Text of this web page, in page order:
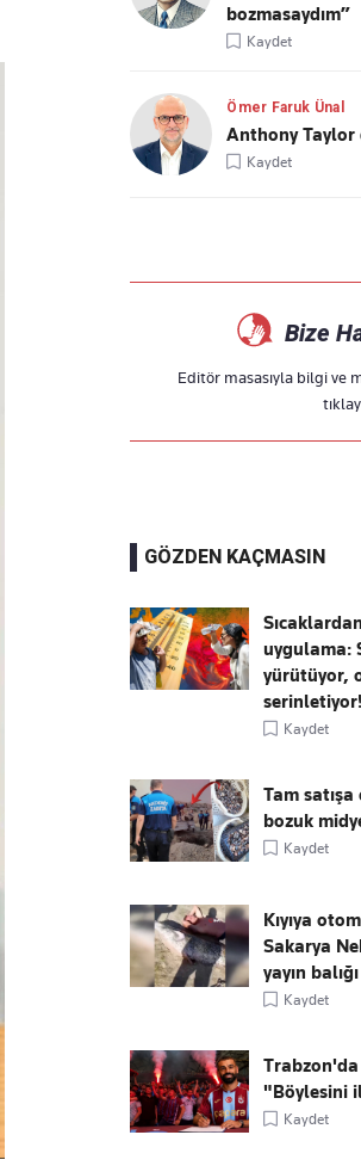
bozmasaydım”
Kaydet
Ömer Faruk Ünal
Anthony
Kaydet
Bize
Editör masasıyla bilgi ve
GÖZDEN KAÇMASIN
uygulama:
yürütüyor,
serinletiyor!
Kaydet
Tam
bozuk
Kaydet
Kıyıya
Sakarya
yayın
Kaydet
Trabzon'da
"Böylesini
Kaydet